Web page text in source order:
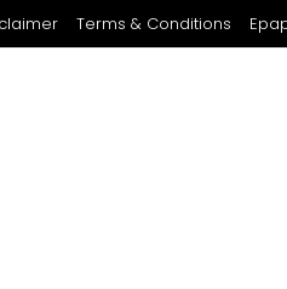
Terms & Conditions